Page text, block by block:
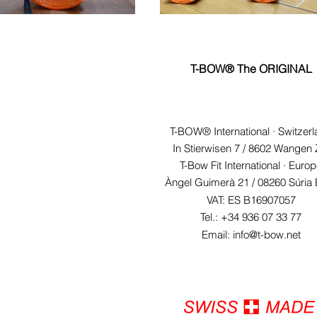
T-BOW® The ORIGINAL
T-BOW® International ·
In Stierwisen 7 / 8602 Wangen
T-Bow Fit International ·
Àngel Guimerà 21 /08260 Súria
VAT: ES B16907057
Tel.: +34 936 07 33 77
Email: info@t-bow.net